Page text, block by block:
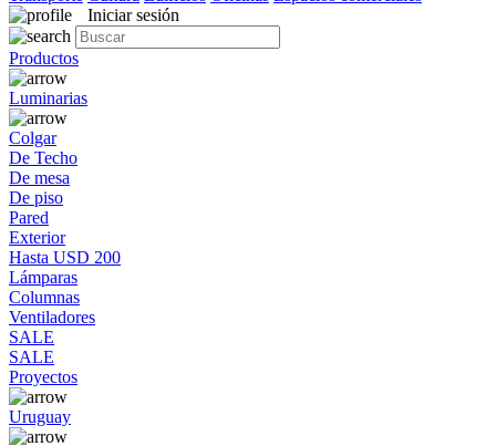
Iniciar sesión
Productos
Luminarias
Colgar
De Techo
De mesa
De piso
Pared
Exterior
Hasta USD 200
Lámparas
Columnas
Ventiladores
SALE
SALE
Proyectos
Uruguay